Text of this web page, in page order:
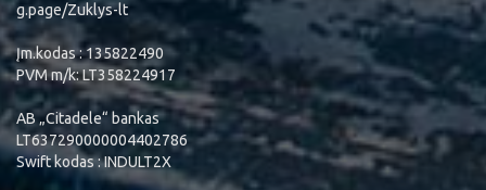
g.page/Zuklys-lt
Įm.kodas : 135822490
PVM m/k: LT358224917
AB „Citadele“ bankas
LT637290000004402786
Swift kodas : INDULT2X